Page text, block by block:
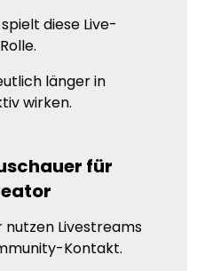
diese Live-
länger in
wirken.
für
Livestreams
Kontakt.